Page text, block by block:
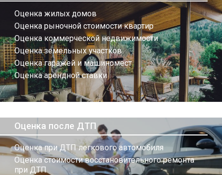
Оценка жилых домов
Оценка рыночной стоимости квартир
Оценка коммерческой недвижимости
Оценка земельных участков
Оценка гаражей и машиномест
Оценка арендной ставки
Оценка после ДТП
Оценка при ДТП легкового автомобиля
Оценка стоимости восстановительного ремонта
при ДТП